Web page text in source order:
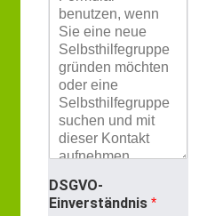
DSGVO-
Einverständnis *